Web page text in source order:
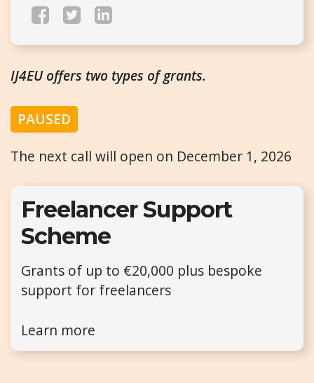
IJ4EU offers two types of grants.
PAUSED
The next call will open on December 1, 2026
Freelancer Support
Scheme
Grants of up to €20,000 plus bespoke
support for freelancers
Learn more